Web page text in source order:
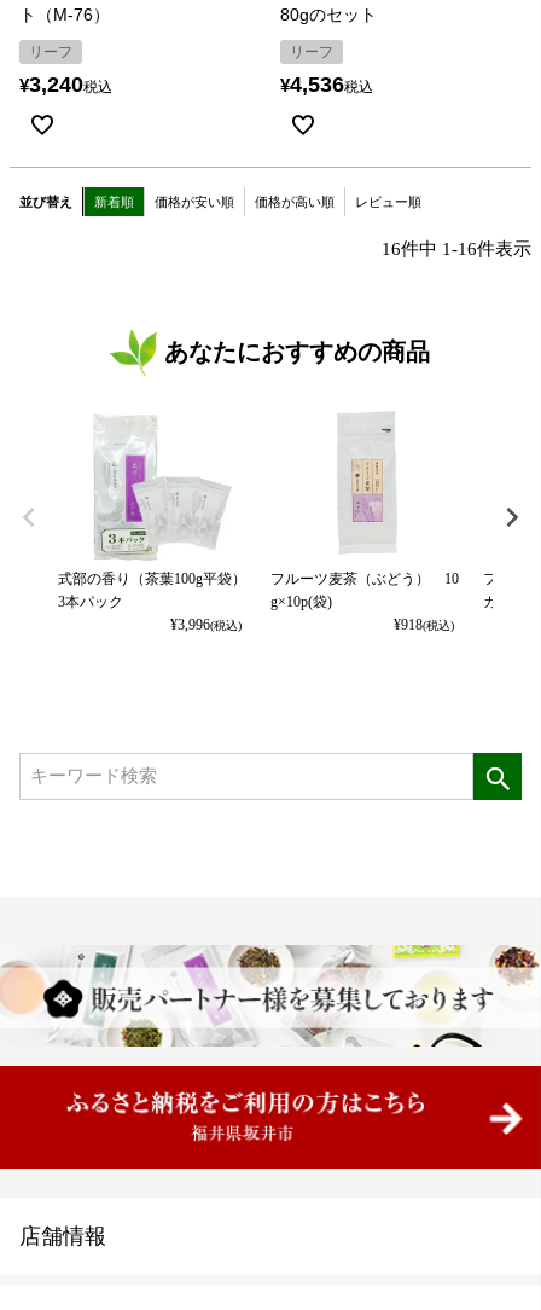
ト（M-76）
リーフ
¥3,240税込
80gのセット
リーフ
¥4,536税込
並び替え 新着順 価格が安い順 価格が高い順 レビュー順
16件中 1-16件表示
あなたにおすすめの商品
式部の香り（茶葉100g平袋）
3本パック
¥3,996(税込)
フルーツ麦茶（ぶどう） 10
g×10p(袋)
¥918(税込)
フルー
カット
店舗情報